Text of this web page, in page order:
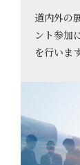
道内外の
ント参加
を行います